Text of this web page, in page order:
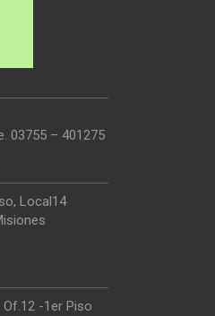
03755 – 401275
Local14
-1er Piso